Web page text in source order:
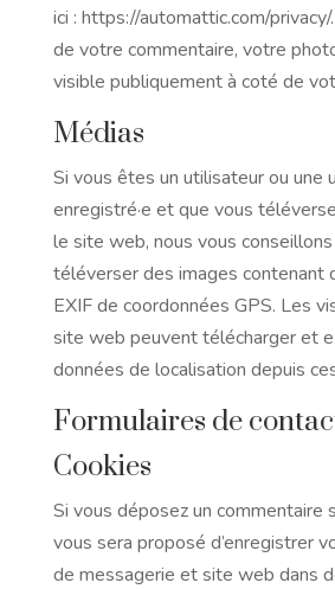
ici : https://automattic.com/
de votre commentaire, votre
visible publiquement à coté de
Médias
Si vous êtes un utilisateur ou une
enregistré·e et que vous
le site web, nous vous conseillons
téléverser des images contenant
EXIF de coordonnées GPS. Les
site web peuvent télécharger et
données de localisation depuis
Formulaires de
Cookies
Si vous déposez un commentaire
vous sera proposé d’enregistrer
de messagerie et site web dans